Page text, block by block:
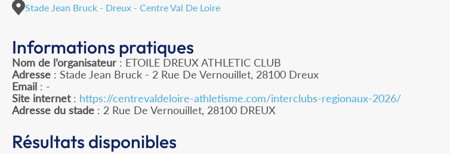
Stade Jean Bruck - Dreux - Centre Val De Loire
Informations pratiques
Nom de l’organisateur : ETOILE DREUX ATHLETIC CLUB
Adresse : Stade Jean Bruck - 2 Rue De Vernouillet, 28100 Dreux
Email : -
Site internet: https://centrevaldeloire-athletisme.com/interclubs-regionaux-2026/
Adresse du stade : 2 Rue De Vernouillet, 28100 DREUX
Résultats disponibles